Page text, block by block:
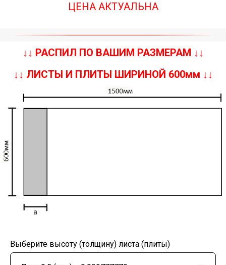
ЦЕНА АКТУАЛЬНА
↓↓ РАСПИЛ ПО ВАШИМ РАЗМЕРАМ ↓↓
↓↓ ЛИСТЫ И ПЛИТЫ ШИРИНОЙ 600мм ↓↓
Выберите высоту (толщину) листа (плиты)